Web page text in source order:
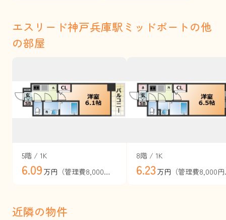
エスリード神戸兵庫駅ミッドポートの他
の部屋
5階 / 1K
6.09 万円 （管理費8,000円）
8階 / 1K
6.23 万円 （
近隣の物件